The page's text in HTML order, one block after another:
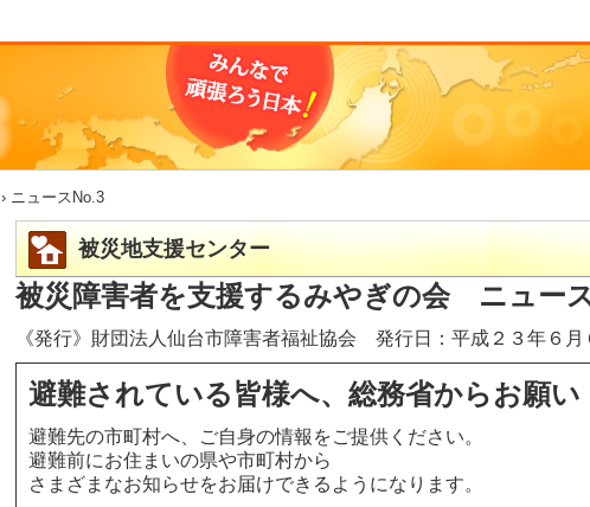
› ニュースNo.3
被災地支援センター
被災障害者を支援するみやぎの会 ニュー
《発行》財団法人仙台市障害者福祉協会 発行日：平成２３年６月
避難されている皆様へ、総務省からお願い
避難先の市町村へ、ご自身の情報をご提供ください。
避難前にお住まいの県や市町村から
さまざまなお知らせをお届けできるようになります。